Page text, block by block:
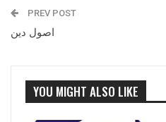
PREV POST
اصول دین
YOU MIGHT ALSO LIKE